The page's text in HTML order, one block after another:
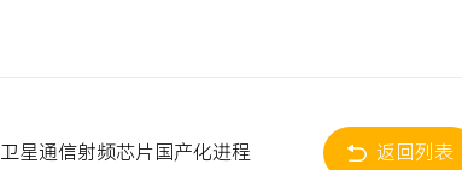
星通信射频芯片国产化进程 返回列表